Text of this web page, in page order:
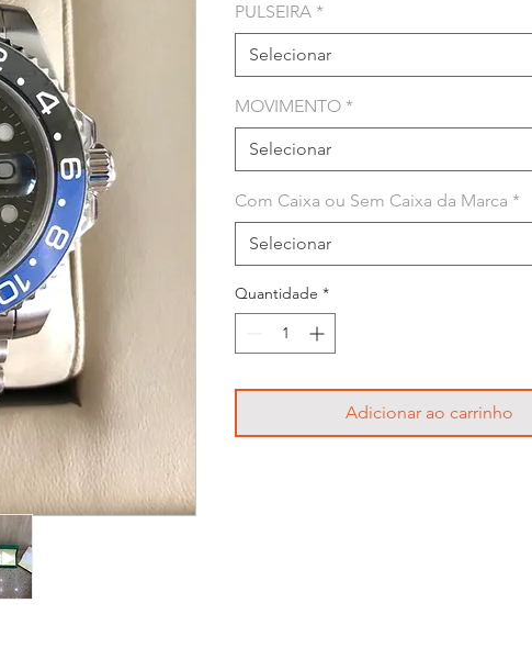
PULSEIRA *
Selecionar
MOVIMENTO *
Selecionar
Com Caixa ou Sem Caixa da Marca *
Selecionar
Quantidade *
Adicionar ao carrinho